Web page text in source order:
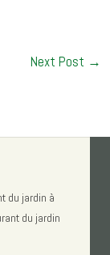
Next Post →
du jardin à
du jardin